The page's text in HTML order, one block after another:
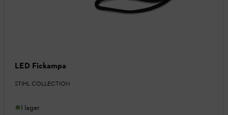
LED Fickampa
STIHL COLLECTION
I lager